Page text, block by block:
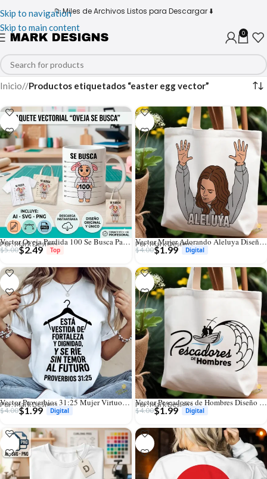
Skip to navigation
Skip to main content
📁 Miles de Archivos Listos para Descargar ⬇️
0
Inicio/ Productos etiquetados “easter egg vector”
Vector Oveja Perdida 100 Se Busca Parábola para Sublimación Infantil
Por: Mark Designs
$5.00$2.49
Vector Mujer Adorando Aleluya Diseño Cristiano para Sublimación
Por: Mark Designs
$4.00$1.99
Vector Proverbios 31:25 Mujer Virtuosa Diseño para Sublimación
Por: Mark Designs
$4.00$1.99
Vector Pescadores de Hombres Diseño Cristiano para Sublimación
Por: Mark Designs
$4.00$1.99